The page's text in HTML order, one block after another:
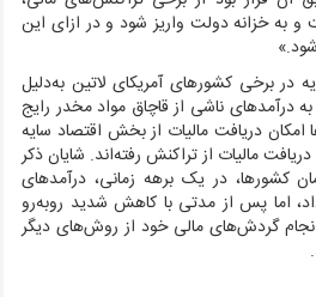
به خزانه دولت واریز شود و در ازای این
برخی کشورهای آمریکای لاتین به‌دلیل
درآمد‌های ناشی از قاچاق مواد مخدر رایج
دریافت مالیات از بخش اقتصاد سایه
مالیات از تراکنش رفته‌اند. شایان ذکر
در یک برهه زمانی، درآمدهای
اما پس از مدتی با کاهش شدید روبه‌رو
گردش‌های مالی خود از روش‌های دیگر